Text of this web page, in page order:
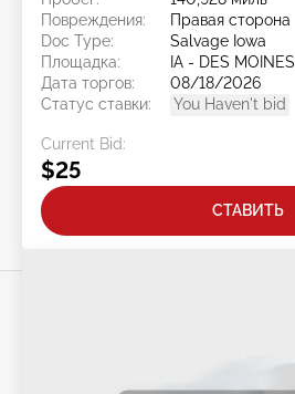
Повреждения:
Правая сторона
Doc Type:
Salvage Iowa
Площадка:
IA - DES MOINES
Дата торгов:
08/18/2026
Статус ставки:
You Haven't bid
Current Bid:
$25
СТАВИТЬ